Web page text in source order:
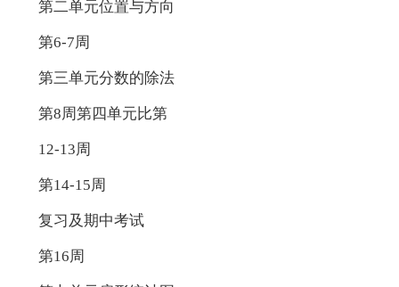
第二单元位置与方向
第6-7周
第三单元分数的除法
第8周第四单元比第
12-13周
第14-15周
复习及期中考试
第16周